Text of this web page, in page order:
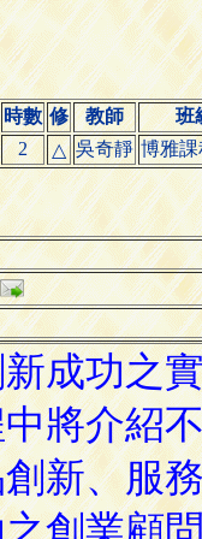
時數 修 教師
班
2 △ 吳奇靜 博雅